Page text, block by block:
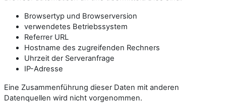
Browsertyp und Browserversion
verwendetes Betriebssystem
Referrer URL
Hostname des zugreifenden Rechners
Uhrzeit der Serveranfrage
IP-Adresse
Eine Zusammenführung dieser Daten mit anderen
Datenquellen wird nicht vorgenommen.